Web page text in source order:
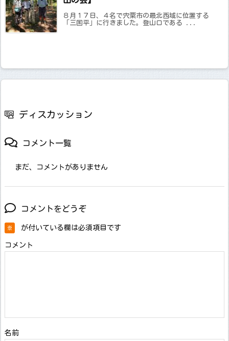
８月１７日、４名で宍粟市の最北西域に位置する
「三国平」に行きました。登山口である ...
ディスカッション
コメント一覧
まだ、コメントがありません
コメントをどうぞ
※ が付いている欄は必須項目です
コメント
名前